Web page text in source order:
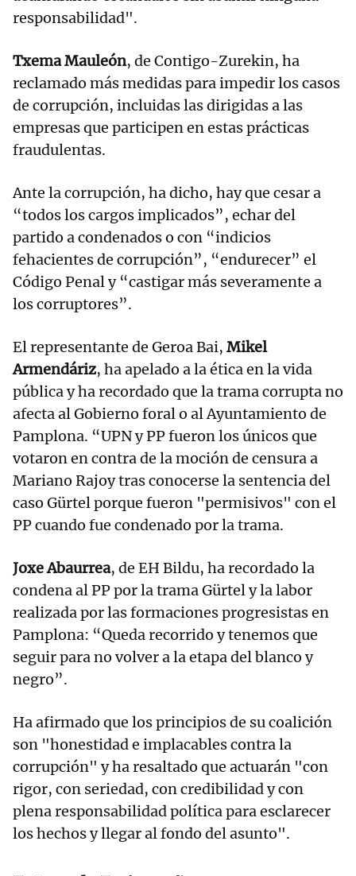
responsabilidad".
Txema Mauleón, de Contigo-Zurekin, ha
reclamado más medidas para impedir los casos
de corrupción, incluidas las dirigidas a las
empresas que participen en estas prácticas
fraudulentas.
Ante la corrupción, ha dicho, hay que cesar a
“todos los cargos implicados”, echar del
partido a condenados o con “indicios
fehacientes de corrupción”, “endurecer” el
Código Penal y “castigar más severamente a
los corruptores”.
El representante de Geroa Bai, Mikel
Armendáriz, ha apelado a la ética en la vida
pública y ha recordado que la trama corrupta no
afecta al Gobierno foral o al Ayuntamiento de
Pamplona. “UPN y PP fueron los únicos que
votaron en contra de la moción de censura a
Mariano Rajoy tras conocerse la sentencia del
caso Gürtel porque fueron "permisivos" con el
PP cuando fue condenado por la trama.
Joxe Abaurrea, de EH Bildu, ha recordado la
condena al PP por la trama Gürtel y la labor
realizada por las formaciones progresistas en
Pamplona: “Queda recorrido y tenemos que
seguir para no volver a la etapa del blanco y
negro”.
Ha afirmado que los principios de su coalición
son "honestidad e implacables contra la
corrupción" y ha resaltado que actuarán "con
rigor, con seriedad, con credibilidad y con
plena responsabilidad política para esclarecer
los hechos y llegar al fondo del asunto".